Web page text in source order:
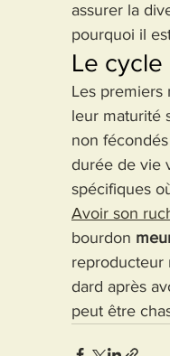
assurer la
pourquoi il
Le
Les premiers
leur maturité
non
durée de vie
spécifiques
Avoir son
bourdon
reproducteur
dard après
peut être